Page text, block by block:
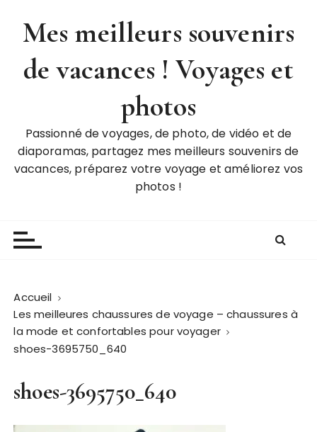
Mes meilleurs souvenirs
de vacances ! Voyages et
photos
Passionné de voyages, de photo, de vidéo et de
diaporamas, partagez mes meilleurs souvenirs de
vacances, préparez votre voyage et améliorez vos
photos !
Accueil
Les meilleures chaussures de voyage – chaussures à
la mode et confortables pour voyager
shoes-3695750_640
shoes-3695750_640